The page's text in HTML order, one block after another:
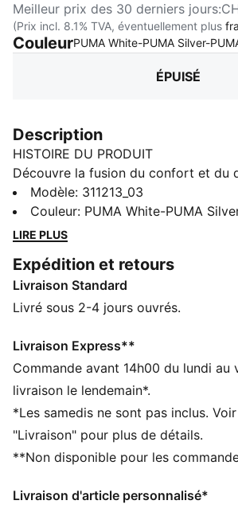
Meilleur prix des 30 derniers jours:
(Prix incl. 8.1% TVA, éventuellement plus
CouleurPUMA White-PUMA Silver-
ÉPUISÉ
Description
HISTOIRE DU PRODUIT
Découvre la fusion du confort et du
nouvelle édition des chaussures de
Enzo spécialement conçues pour les
d’une semelle Softride EVA pour un
de zones en caoutchouc pour une
adhérence, ces chaussures pour
tes runs foulé après foulée.
La tige des chaussures est composée
de matériaux recyclés
SOFTRIDE : mousse souple conçue
SOFTFOAM+ : semelle intérieure
pour offrir un amorti doux grâce à
épais
Fermeture à lacets
Modèle: 311213_03
Couleur: PUMA White-PUMA
LIRE PLUS
Expédition et retours
Livraison Standard
Livré sous 2-4 jours ouvrés.
Livraison Express**
Commande avant 14h00 du lundi au
livraison le lendemain*.
*Les samedis ne sont pas inclus.
"Livraison" pour plus de détails.
**Non disponible pour les
Livraison d'article personnalisé*